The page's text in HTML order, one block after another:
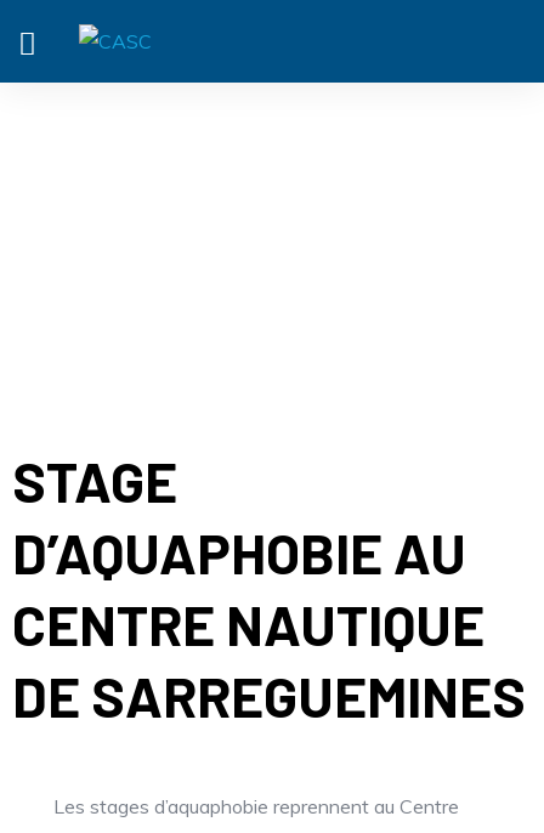
STAGE
D’AQUAPHOBIE AU
CENTRE NAUTIQUE
DE SARREGUEMINES
Les stages d’aquaphobie reprennent au Centre